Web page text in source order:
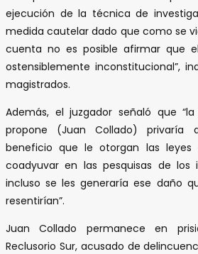
ejecución de la técnica de
medida cautelar dado que como se
cuenta no es posible afirmar que
ostensiblemente inconstitucional”,
magistrados.
Además, el juzgador señaló que
propone (Juan Collado) privaría
beneficio que le otorgan las leyes
coadyuvar en las pesquisas de los
incluso se les generaría ese daño
resentirían”.
Juan Collado permanece en
Reclusorio Sur, acusado de